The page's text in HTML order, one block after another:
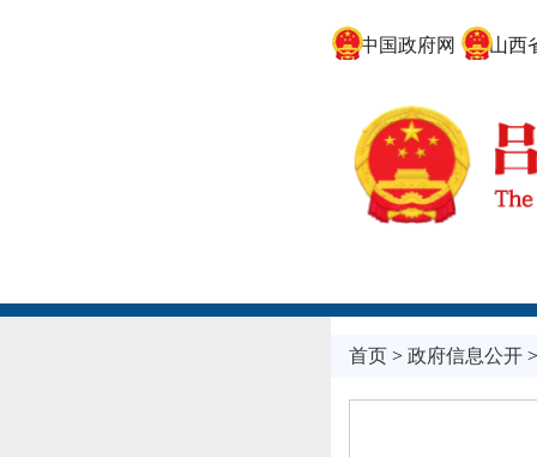
中国政府网 山西省
首页> 政府信息公开